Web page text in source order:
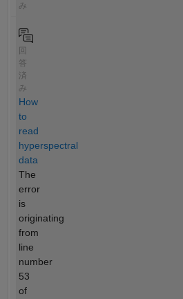
み
回
答
済
み
How
to
read
hyperspectral
data
The
error
is
originating
from
line
number
53
of